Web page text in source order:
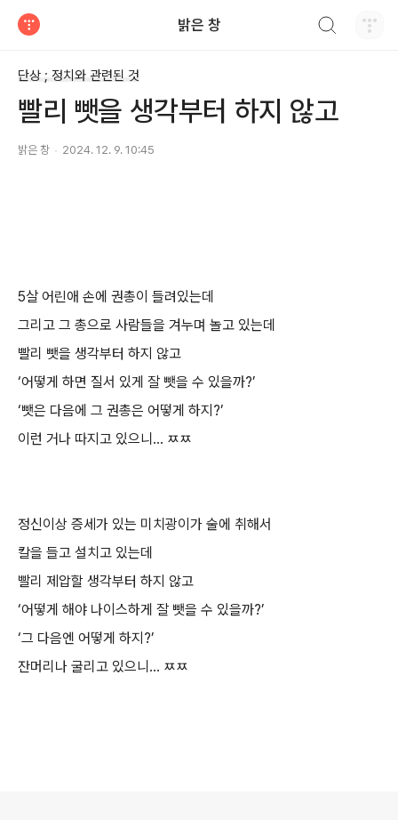
밝은 창
단상 ; 정치와 관련된 것
빨리 뺏을 생각부터 하지 않고
밝은 창 2024. 12. 9. 10:45
5살 어린애 손에 권총이 들려있는데
그리고 그 총으로 사람들을 겨누며 놀고 있는데
빨리 뺏을 생각부터 하지 않고
‘어떻게 하면 질서 있게 잘 뺏을 수 있을까?’
‘뺏은 다음에 그 권총은 어떻게 하지 ?’
이런 거나 따지고 있으니 ... ㅉㅉ
정신이상 증세가 있는 미치광이가 술에 취해서
칼을 들고 설치고 있는데
빨리 제압할 생각부터 하지 않고
‘어떻게 해야 나이스하게 잘 뺏을 수 있을까?’
‘그 다음엔 어떻게 하지 ?’
잔머리나 굴리고 있으니 ... ㅉㅉ